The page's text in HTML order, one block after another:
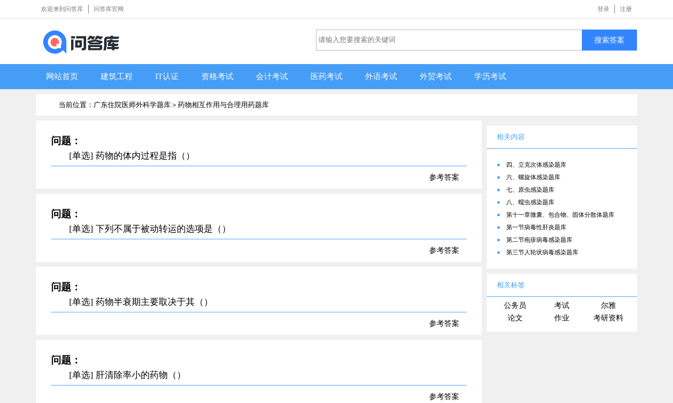
登录 注册
欢迎来到问答库 问答库官网
搜索答案
网站首页 建筑工程 IT认证 资格考试 会计考试 医药考试 外语考试 外贸考试 学历考试
当前位置：广东住院医师外科学题库＞ 药物相互作用与合理用药题库
问题：
[单选] 药物的体内过程是指（）
参考答案
问题：
[单选] 下列不属于被动转运的选项是（）
参考答案
问题：
[单选] 药物半衰期主要取决于其（）
参考答案
问题：
[单选] 肝清除率小的药物（）
参考答案
相关内容
●
四、立克次体感染题库
●
六、螺旋体感染题库
●
七、原虫感染题库
●
八、蠕虫感染题库
●
第十一章微囊、包合物、固体分散体题库
●
第一节病毒性肝炎题库
●
第二节疱疹病毒感染题库
●
第三节人轮状病毒感染题库
相关标签
公务员 考试
尔雅
论文
作业 考研资料